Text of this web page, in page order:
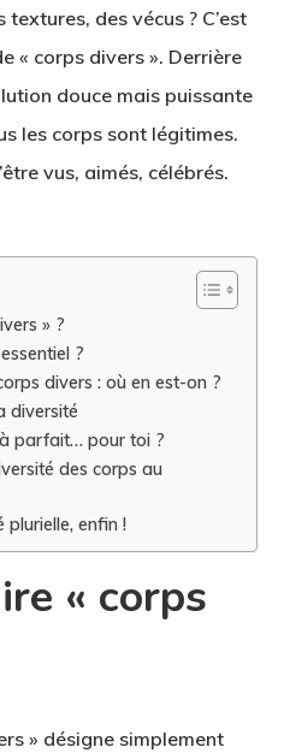
des vécus ? C’est
« corps divers ». Derrière
douce mais puissante
les corps sont légitimes.
vus, aimés, célébrés.
» ?
?
divers : où en est-on ?
diversité
parfait… pour toi ?
des corps au
plurielle, enfin !
« corps
» désigne simplement